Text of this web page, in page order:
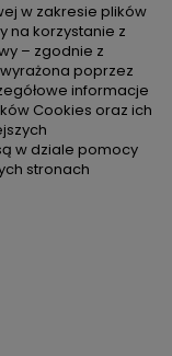
w zakresie plików
na korzystanie z
– zgodnie z
poprzez
informacje
Cookies oraz ich
w dziale pomocy
stronach